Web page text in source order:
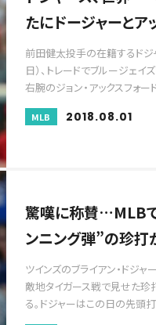
たにドージャーとア
前田健太投手の在籍するド
日）、トレードでブルージェ
右腕のジョン・アックスフォ
MLB 2018.08.01
驚嘆に称賛…MLB
ンニング弾”の珍打
ツインズのブライアン・ドジ
敵地タイガース戦で見せた
る。ドジャーはこの日の先頭